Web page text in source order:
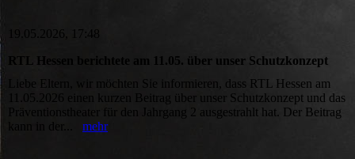
19.05.2026, 17:48
RTL Hessen berichtete am 11.05. über unser Schutzkonzept
Liebe Eltern, wir möchten Sie informieren, dass RTL Hessen am
11.05.2026 einen kurzen Beitrag über unser Schutzkonzept und das
Präventionstheater für den Jahrgang 2 ausgestrahlt hat. Der Beitrag
mehr